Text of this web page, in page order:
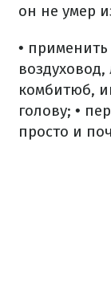
он не умер
•
комбитюб,
голову; •
просто и